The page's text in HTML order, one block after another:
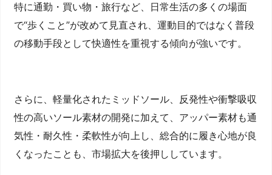
特に通勤・買い物・旅行など、日常生活の多くの場面
で“歩くこと”が改めて見直され、運動目的ではなく普段
の移動手段として快適性を重視する傾向が強いです。
さらに、軽量化されたミッドソール、反発性や衝撃吸収
性の高いソール素材の開発に加えて、アッパー素材も通
気性・耐久性・柔軟性が向上し、総合的に履き心地が良
くなったことも、市場拡大を後押ししています。